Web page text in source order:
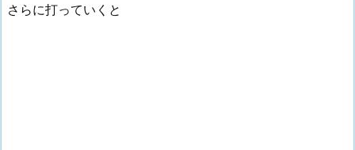
さらに打っていくと